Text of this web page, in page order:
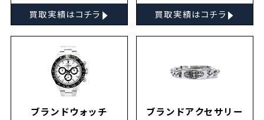
買取実績はコチラ ▸ 買取実績はコチラ ▸
ブランドウォッチ ブランドアクセサリー